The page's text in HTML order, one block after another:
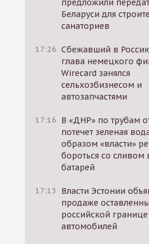
предложили
Беларуси для
санаториев
17:26 Сбежавший в
глава немецкого
Wirecard занялся
сельхозбизнесом и
автозапчастями
17:16 В «ДНР» по трубам
потечет зеленая
образом «власти»
бороться со сливом
батарей
17:13
Власти Эстонии
продаже
российской границе
автомобилей